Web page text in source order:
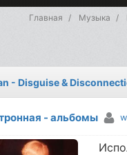
Главная Музыка
- Disguise &
- альбомы